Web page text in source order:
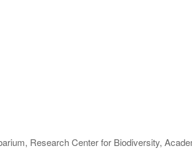
Research Center for Biodiversity,